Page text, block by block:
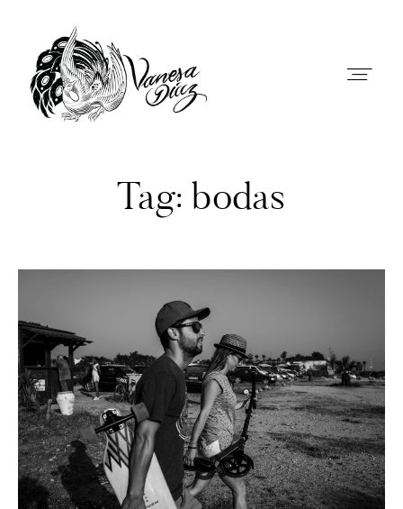
Tag: bodas
Vanesa Díaz - Fotógrafa documental de
bodas en Andalucía
PREBODA
SOBRE MI